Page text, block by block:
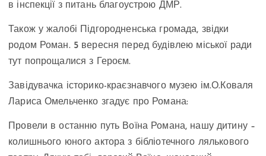
в інспекції з питань благоустрою ДМР.
Також у жалобі Підгородненська громада, звідки
родом Роман. 5 вересня перед будівлею міської ради
тут попрощалися з Героєм.
Завідувачка історико-краєзнавчого музею ім.О.Коваля
Лариса Омельченко згадує про Романа:
Провели в останню путь Воїна Романа, нашу дитину –
колишнього юного актора з бібліотечного лялькового